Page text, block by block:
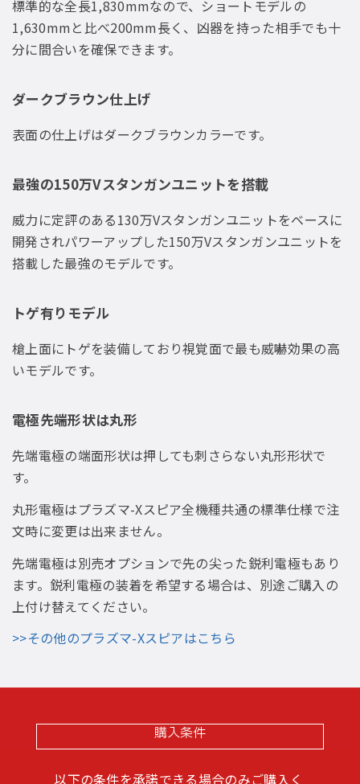
標準的な全長1,830mmなので、ショートモデルの
1,630mmと比べ200mm長く、凶器を持った相手でも十
分に間合いを確保できます。
ダークブラウン仕上げ
表面の仕上げはダークブラウンカラーです。
最強の150万Vスタンガンユニットを搭載
威力に定評のある130万Vスタンガンユニットをベースに
開発されパワーアップした150万Vスタンガンユニットを
搭載した最強のモデルです。
トゲ有りモデル
槍上面にトゲを装備しており視覚面で最も威嚇効果の高
いモデルです。
電極先端形状は丸形
先端電極の端面形状は押しても刺さらない丸形形状で
す。
丸形電極はプラズマ-Xスピア全機種共通の標準仕様で注
文時に変更は出来ません。
先端電極は別売オプションで先の尖った鋭利電極もあり
ます。鋭利電極の装着を希望する場合は、別途ご購入の
上付け替えてください。
>>その他のプラズマ-Xスピアはこちら
購入条件
以下の条件を承諾できる場合のみご購入く